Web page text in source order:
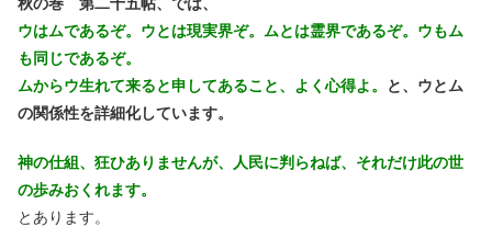
秋の巻 第二十五帖、では、
ウはムであるぞ。ウとは現実界ぞ。ムとは霊界であるぞ。ウもム
も同じであるぞ。
ムからウ生れて来ると申してあること、よく心得よ。
と、ウとム
の関係性を詳細化しています。
神の仕組、狂ひありませんが、人民に判らねば、それだけ此の世
の歩みおくれます。
とあります。